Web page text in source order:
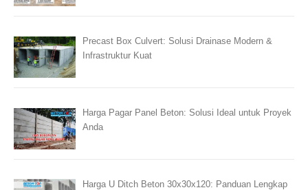
Precast Box Culvert: Solusi Drainase Modern &
Infrastruktur Kuat
Harga Pagar Panel Beton: Solusi Ideal untuk Proyek
Anda
Harga U Ditch Beton 30x30x120: Panduan Lengkap